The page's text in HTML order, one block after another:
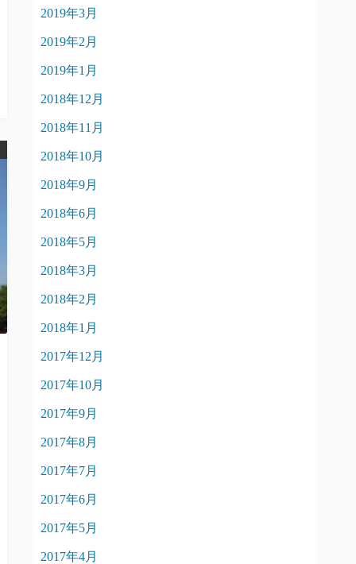
2019年3月
2019年2月
2019年1月
2018年12月
2018年11月
2018年10月
2018年9月
2018年6月
2018年5月
2018年3月
2018年2月
2018年1月
2017年12月
2017年10月
2017年9月
2017年8月
2017年7月
2017年6月
2017年5月
2017年4月